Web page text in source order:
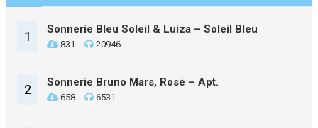
1 Sonnerie Bleu Soleil & Luiza – Soleil Bleu
831 20946
2 Sonnerie Bruno Mars, Rosé – Apt.
658 6531